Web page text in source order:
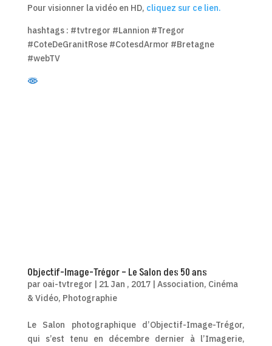
Pour visionner la vidéo en HD, cliquez sur ce lien.
hashtags : #tvtregor #Lannion #Tregor
#CoteDeGranitRose #CotesdArmor #Bretagne
#webTV
Objectif-Image-Trégor – Le Salon des 50 ans
par oai-tvtregor 21 Jan , 2017| Association, Cinéma
& Vidéo, Photographie
Le Salon photographique d’Objectif-Image-Trégor,
qui s’est tenu en décembre dernier à l’Imagerie,